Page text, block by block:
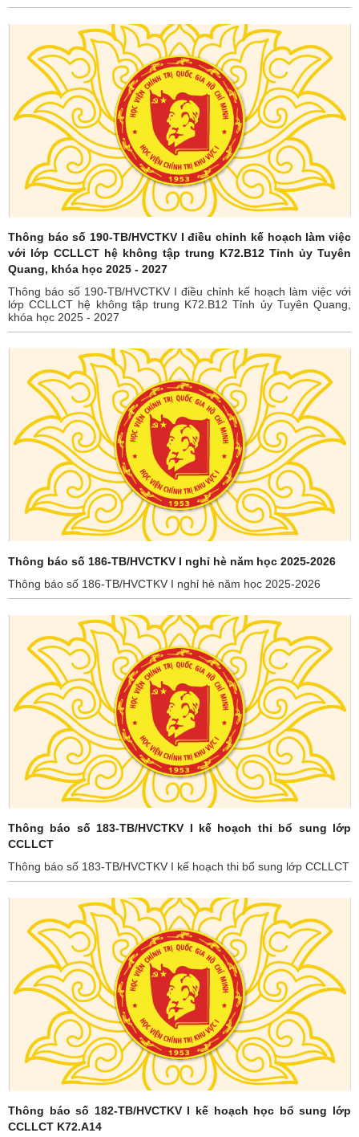
Thông báo số 190-TB/HVCTKV I điều chỉnh kế hoạch làm việc
với lớp CCLLCT hệ không tập trung K72.B12 Tỉnh ủy Tuyên
Quang, khóa học 2025 - 2027
Thông báo số 190-TB/HVCTKV I điều chỉnh kế hoạch làm việc với
lớp CCLLCT hệ không tập trung K72.B12 Tỉnh ủy Tuyên Quang,
khóa học 2025 - 2027
Thông báo số 186-TB/HVCTKV I nghỉ hè năm học 2025-2026
Thông báo số 186-TB/HVCTKV I nghỉ hè năm học 2025-2026
Thông báo số 183-TB/HVCTKV I kế hoạch thi bổ sung lớp
CCLLCT
Thông báo số 183-TB/HVCTKV I kế hoạch thi bổ sung lớp CCLLCT
Thông báo số 182-TB/HVCTKV I kế hoạch học bổ sung lớp
CCLLCT K72.A14